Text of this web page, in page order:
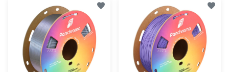
rapide
rapide